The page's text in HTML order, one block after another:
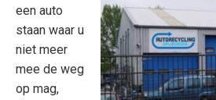
een auto
staan waar u
niet meer
mee de weg
op mag,